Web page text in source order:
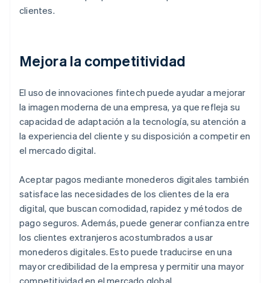
clientes.
Mejora la competitividad
El uso de innovaciones fintech puede ayudar a mejorar
la imagen moderna de una empresa, ya que refleja su
capacidad de adaptación a la tecnología, su atención a
la experiencia del cliente y su disposición a competir en
el mercado digital.
Aceptar pagos mediante monederos digitales también
satisface las necesidades de los clientes de la era
digital, que buscan comodidad, rapidez y métodos de
pago seguros. Además, puede generar confianza entre
los clientes extranjeros acostumbrados a usar
monederos digitales. Esto puede traducirse en una
mayor credibilidad de la empresa y permitir una mayor